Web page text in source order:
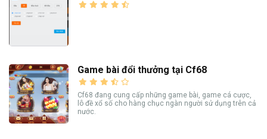
Game bài đổi thưởng tại Cf68
Cf68 đang cung cấp những game bài, game cá cược,
lô đề xổ số cho hàng chục ngàn người sử dụng trên cả
nước.